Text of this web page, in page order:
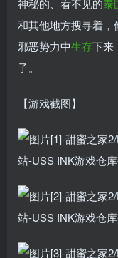
和其他地方搜寻着
邪恶势力中生存下来
子。
【游戏截图】